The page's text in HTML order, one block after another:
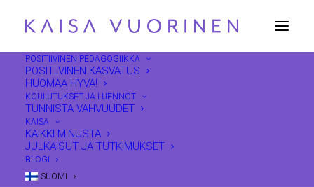
POSITIIVINEN PEDAGOGIIKKA
POSITIIVINEN KASVATUS
HUOMAA HYVÄ!
KOULUTUKSET JA LUENNOT
TUNNISTA VAHVUUDET
KAISA
KAIKKI MINUSTA
JULKAISUT JA TUTKIMUKSET
BLOGI
SUOMI
uteliaisuus